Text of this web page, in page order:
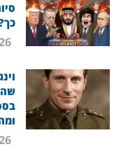
08/08/2026
07/08/2026